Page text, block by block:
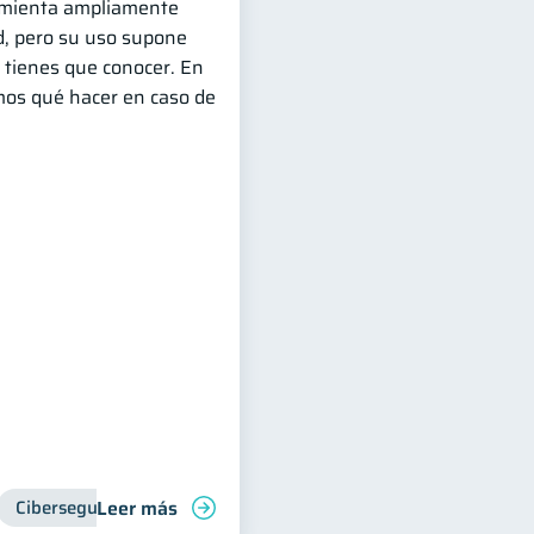
ampliamente
pero su uso supone
que conocer. En
qué hacer en caso de
CiberseguridadLeer más